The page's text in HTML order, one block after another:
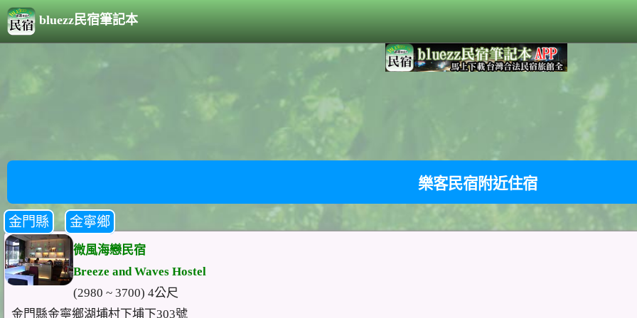
bluezz民宿筆記本
樂客民宿附近住宿
金門縣 金寧鄉
微風海戀民宿
Breeze and Waves Hostel
(2980 ~ 3700) 4公尺
金門縣金寧鄉湖埔村下埔下303號